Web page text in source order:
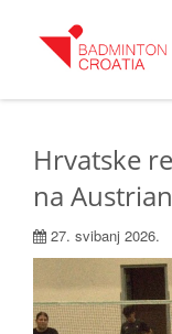
Hrvatske
na
27. svibanj 2026.